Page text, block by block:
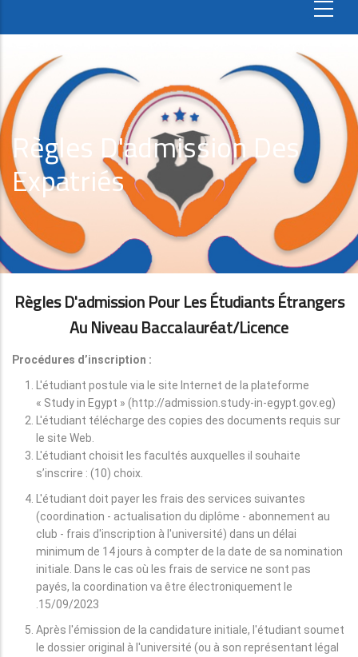
Règles D'admission Des
Expatriés
Règles D'admission Pour Les Étudiants Étrangers
Au Niveau Baccalauréat/licence
Procédures d’inscription :
L'étudiant postule via le site Internet de la plateforme
« Study in Egypt » (http://admission.study-in-egypt.gov.eg)
L'étudiant télécharge des copies des documents requis sur
le site Web.
L'étudiant choisit les facultés auxquelles il souhaite
s’inscrire : (10) choix.
L'étudiant doit payer les frais des services suivantes
(coordination - actualisation du diplôme - abonnement au
club - frais d'inscription à l'université) dans un délai
minimum de 14 jours à compter de la date de sa nomination
initiale. Dans le cas où les frais de service ne sont pas
payés, la coordination va être électroniquement le
15/09/2023.
Après l'émission de la candidature initiale, l'étudiant soumet
le dossier original à l'université (ou à son représentant légal